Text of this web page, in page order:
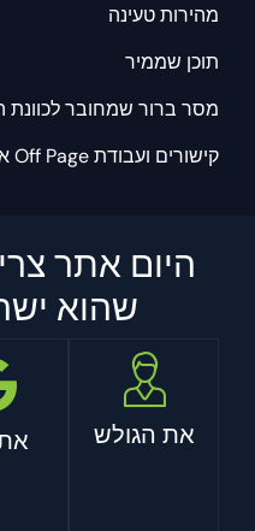
מהירות טעינה
תוכן שממיר
מסר ברור שמחובר
קישורים ועבודת Off Page אופטימלית
היום אתר
שהוא
את הגולש